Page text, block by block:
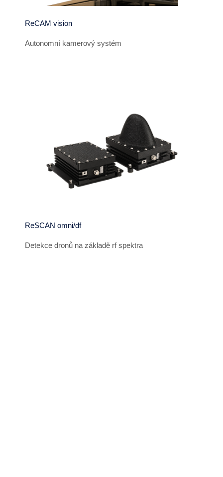
ReCAM vision
Autonomní kamerový systém
ReSCAN omni/df
Detekce dronů na základě rf spektra